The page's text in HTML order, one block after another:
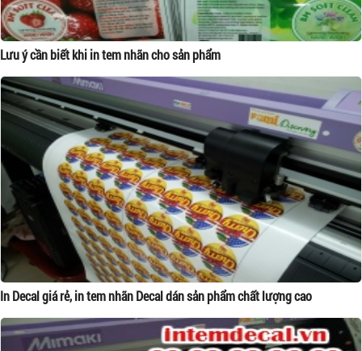
Lưu ý cần biết khi in tem nhãn cho sản phẩm
In Decal giá rẻ, in tem nhãn Decal dán sản phẩm chất lượng cao